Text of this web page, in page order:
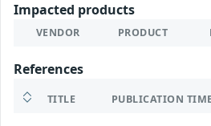
Impacted products
VENDOR PRODUCT
References
TITLE PUBLICATION